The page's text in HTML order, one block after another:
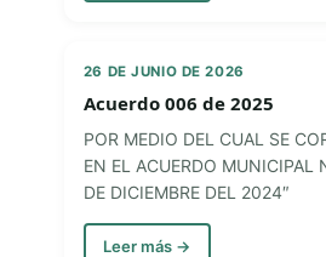
26 DE JUNIO DE 2026
Acuerdo 006 de 2025
POR MEDIO DEL CUAL SE
EN EL ACUERDO MUNICIPAL
DE DICIEMBRE DEL 2024″
Leer más →